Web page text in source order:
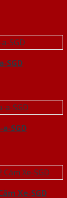
SGD
SGD
Xe-SGD